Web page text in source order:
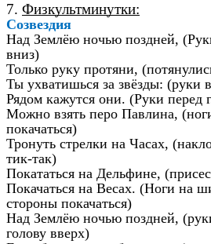
7. Физкультминутки:
Созвездия
Над Землёю ночью поздней,
вниз)
Только руку протяни,
Ты ухватишься за звёзды: (руки
Рядом кажутся они. (Руки перед
Можно взять перо Павлина,
покачаться)
Тронуть стрелки на Часах,
тик-так)
Покататься на Дельфине,
Покачаться на Весах. (Ноги на
стороны покачаться)
Над Землёю ночью поздней,
голову вверх)